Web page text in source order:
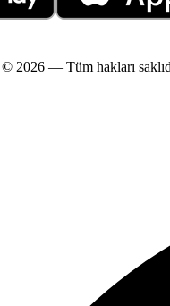
© 2026 — Tüm hakları